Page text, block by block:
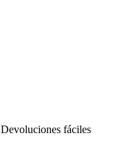
Devoluciones fáciles